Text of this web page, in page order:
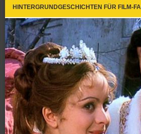
HINTERGRUNDGESCHICHTEN FÜR FILM-